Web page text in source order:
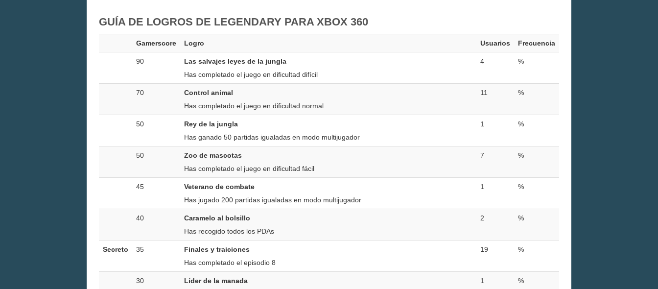
GUÍA DE LOGROS DE LEGENDARY PARA XBOX 360
Gamerscore Logro Usuarios Frecuencia
90
Las salvajes leyes de la jungla
Has completado el juego en dificultad difícil
4 %
70
Control animal
Has completado el juego en dificultad normal
11 %
50
Rey de la jungla
Has ganado 50 partidas igualadas en modo multijugador
1 %
50
Zoo de mascotas
Has completado el juego en dificultad fácil
7 %
45
Veterano de combate
Has jugado 200 partidas igualadas en modo multijugador
1 %
40
Caramelo al bolsillo
Has recogido todos los PDAs
2 %
Secreto 35
Finales y traiciones
Has completado el episodio 8
19 %
30
Líder de la manada
1 %